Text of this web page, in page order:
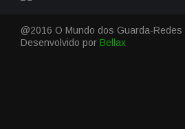
@2016 O Mundo dos Guarda-Redes |
Desenvolvido por Bellax